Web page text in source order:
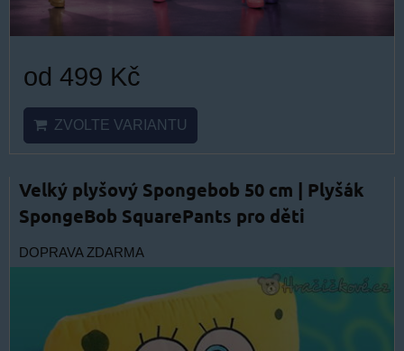
od 499 Kč
ZVOLTE VARIANTU
Velký plyšový Spongebob 50 cm | Plyšák
SpongeBob SquarePants pro děti
DOPRAVA ZDARMA